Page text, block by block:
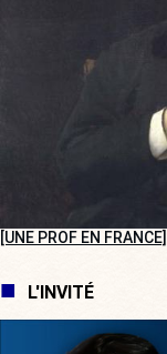
[UNE PROF EN
L'INVITÉ